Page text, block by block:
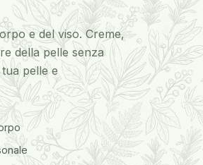
e del viso. Creme,
della pelle senza
pelle e